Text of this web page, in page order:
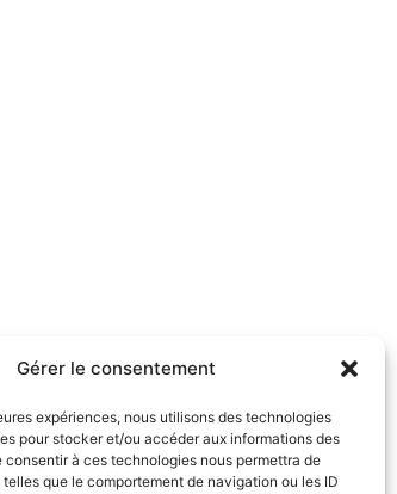
Gérer le consentement
expériences, nous utilisons des technologies
pour stocker et/ou accéder aux informations des
consentir à ces technologies nous permettra de
que le comportement de navigation ou les ID